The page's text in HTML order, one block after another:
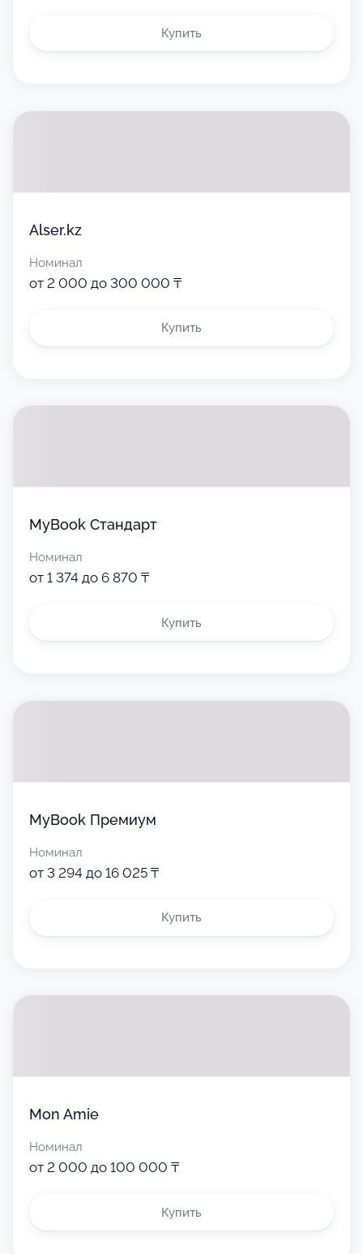
Купить
Alser.kz
Номинал
от 2 000 до 300 000 ₸
Купить
MyBook Стандарт
Номинал
от 1 374 до 6 870 ₸
Купить
MyBook Премиум
Номинал
от 3 294 до 16 025 ₸
Купить
Mon Amie
Номинал
от 2 000 до 100 000 ₸
Купить